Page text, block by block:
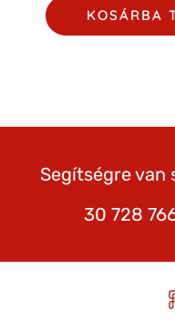
KOSÁRBA
Segítségre van
30 728